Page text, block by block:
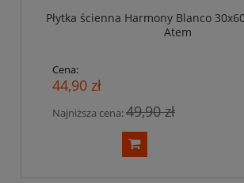
Płytka ścienna Harmony Blanco
Atem
Cena:
44,90 zł
Najniższa cena:49,90 zł